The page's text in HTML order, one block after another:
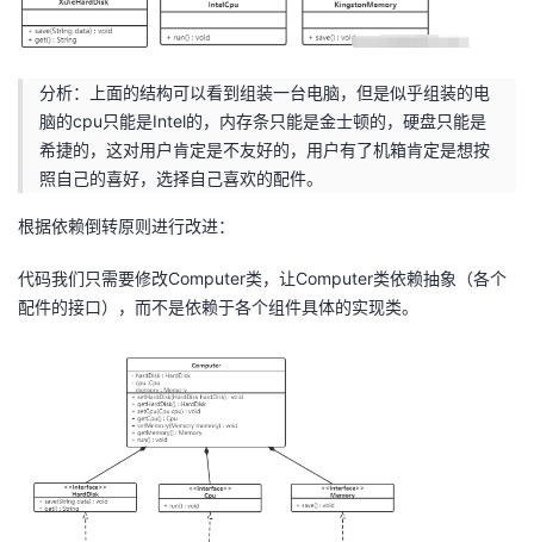
分析：上面的结构可以看到组装一台电脑，但是似乎组装的电
脑的cpu只能是Intel的，内存条只能是金士顿的，硬盘只能是
希捷的，这对用户肯定是不友好的，用户有了机箱肯定是想按
照自己的喜好，选择自己喜欢的配件。
根据依赖倒转原则进行改进：
代码我们只需要修改Computer类，让Computer类依赖抽象（各个
配件的接口），而不是依赖于各个组件具体的实现类。